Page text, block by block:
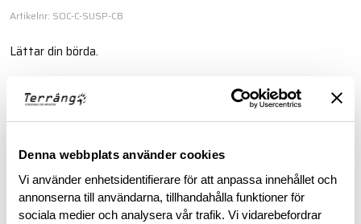
Denna webbplats använder cookies
Vi använder enhetsidentifierare för att anpassa innehållet och
annonserna till användarna, tillhandahålla funktioner för
sociala medier och analysera vår trafik. Vi vidarebefordrar
Artikelnr: SOC-C-SUSP-CB
Lättar din börda.
BESKRIVNING
RECENSIONER